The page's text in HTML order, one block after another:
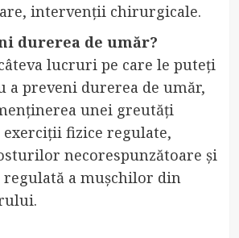
intervenții chirurgicale.
durerea de umăr?
lucruri pe care le puteți
a preveni durerea de umăr,
unei greutăți
exerciții fizice regulate,
necorespunzătoare și
a mușchilor din